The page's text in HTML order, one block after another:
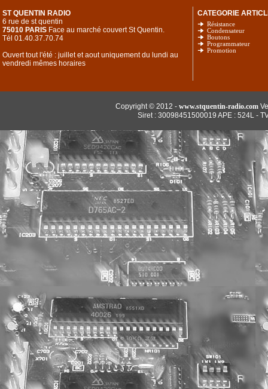
ST QUENTIN RADIO
6 rue de st quentin
75010 PARIS Face au marché couvert St Quentin.
Tél 01.40.37.70.74
Ouvert tout l'été : juillet et aout uniquement du lundi au
vendredi mêmes horaires
CATEGORIE
Résistance
Condensateur
Boutons
Programmateur
Promotion
Copyright © 2012 - www.stquentin-radio.com
Siret : 30098451500019 APE : 524L -